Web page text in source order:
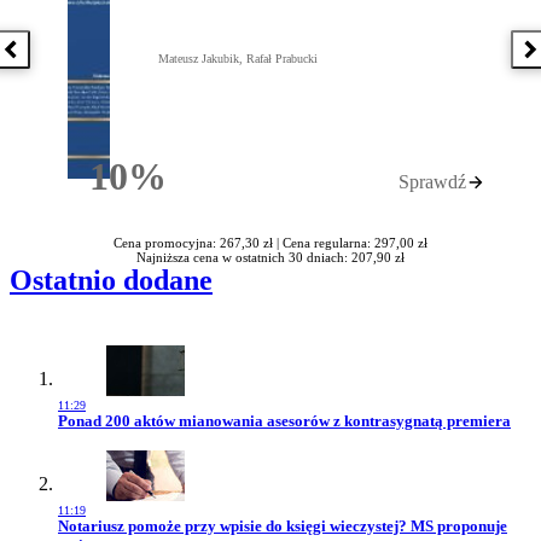
Poprzednia książka
10%Rabatu
Mateusz Jakubik, Rafał Prabucki
Sprawdź
Cena promocyjna: 267,30 zł | Cena regularna: 297,00 zł
Najniższa cena w ostatnich 30 dniach: 207,90 zł
Ostatnio dodane
11:29
Przejdź do artykułu:
Ponad 200 aktów mianowania asesorów z kontrasygnatą premiera
11:19
Przejdź do artykułu:
Notariusz pomoże przy wpisie do księgi wieczystej? MS proponuje